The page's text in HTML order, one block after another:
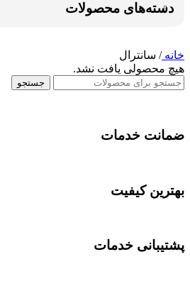
دسته‌های محصولات
خانه/ سانترال
هیچ محصولی یافت نشد.
جستجو
ضمانت خدمات
بهترین کیفیت
پشتیبانی خدمات